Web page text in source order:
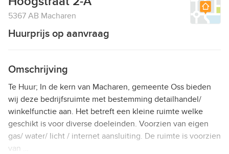
5367 AB Macharen
Huurprijs op aanvraag
Omschrijving
Te Huur; In de kern van Macharen, gemeente Oss bieden
wij deze bedrijfsruimte met bestemming detailhandel/
winkelfunctie aan. Het betreft een kleine ruimte welke
geschikt is voor diverse doeleinden. Voorzien van eigen
gas/ water/ licht / internet aansluiting. De ruimte is voorzien
van …